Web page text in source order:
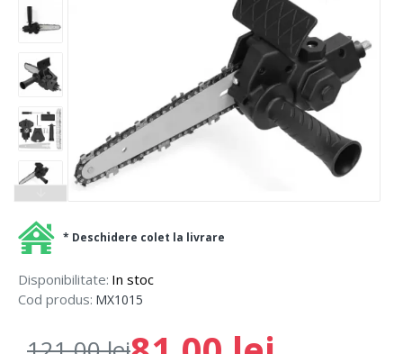
Disponibilitate: In stoc
Cod produs: MX1015
* Deschidere colet la livrare